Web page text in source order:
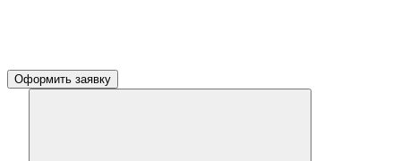
Оформить заявку